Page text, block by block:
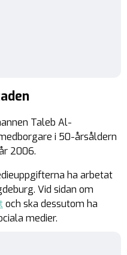
Taleb Al-
i 50-årsåldern
2006.
ha arbetat
Vid sidan om
och ska dessutom ha
medier.